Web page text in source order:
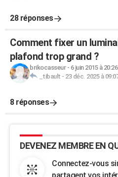
28 réponses
Comment fixer un
plafond trop grand ?
brikocasseur- 6 juin 2015 à 20:26
_tibault - 23 déc. 2025 à
8 réponses
DEVENEZ MEMBRE EN
Connectez-vous